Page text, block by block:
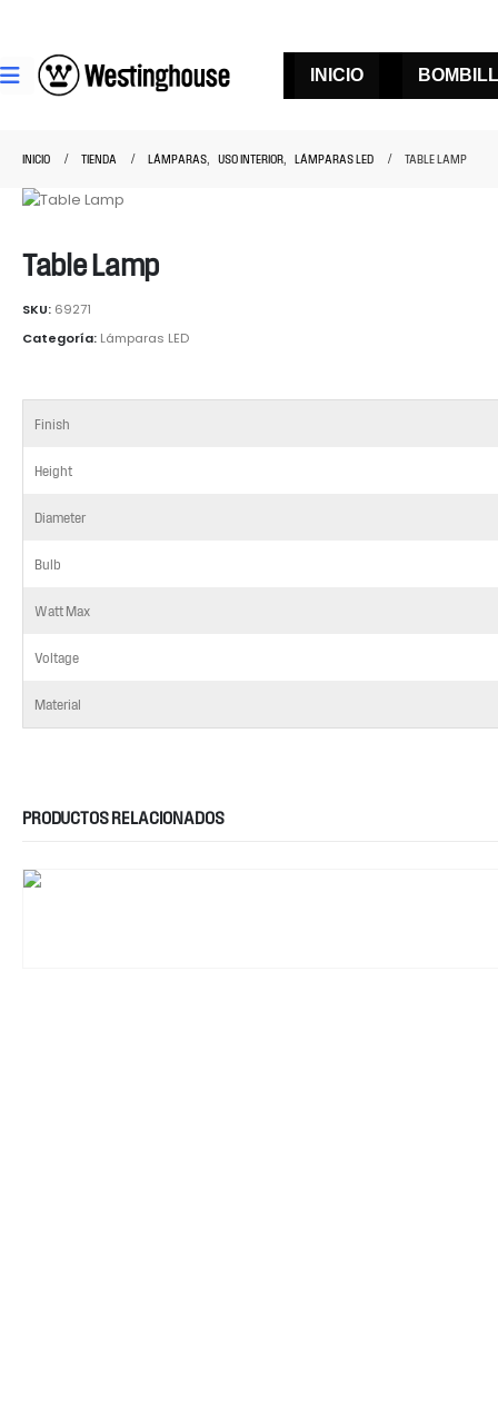
INICIO
INICIO TIENDA LÁMPARAS, USO INTERIOR, LÁMPARAS LED TABLE LAMP
Table Lamp
SKU: 69271
Categoría: Lámparas LED
Finish
Height
Diameter
Bulb
Watt Max
Voltage
Material
PRODUCTOS RELACIONADOS